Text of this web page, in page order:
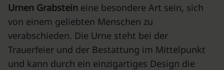
Urnen Grabstein eine besondere Art sein, sich
von einem geliebten Menschen zu
verabschieden. Die Urne steht bei der
Trauerfeier und der Bestattung im Mittelpunkt
und kann durch ein einzigartiges Design die